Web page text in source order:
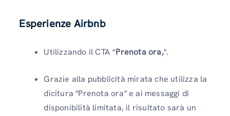
Esperienze Airbnb
Utilizzando il CTA “Prenota ora,".
Grazie alla pubblicità mirata che utilizza la
dicitura "Prenota ora" e ai messaggi di
disponibilità limitata, il risultato sarà un